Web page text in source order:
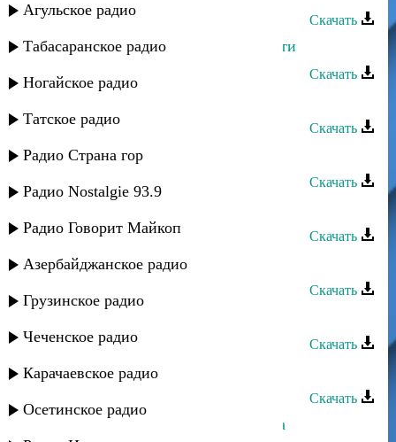
Агульское радио
Табасаранское радио
Ногайское радио
Татское радио
Радио Страна гор
Радио Nostalgie 93.9
Радио Говорит Майкоп
Азербайджанское радио
Грузинское радио
Чеченское радио
Карачаевское радио
Осетинское радио
Скачать
Кристина и Ренат Каримов - Прости
Скачать
Скачать
Ренат - Кумыки
Скачать
Скачать
Ренат Юсупов - Ты мое счастье
Скачать
Скачать
Ренат Юсупов - Мат
Скачать
Ренат Идрисов - Любимая девушка